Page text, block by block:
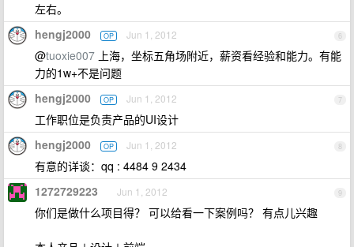
左右。
6
hengj2000 OP Jun 1, 2012
@tuoxie007 上海，坐标五角场附近，薪资看经验和能力。有能
力的1w+不是问题
7
hengj2000 OP Jun 1, 2012
工作职位是负责产品的UI设计
8
hengj2000 OP Jun 1, 2012
有意的详谈：qq : 4484 9 2434
9
1272729223 Jun 1, 2012
你们是做什么项目得？ 可以给看一下案例吗？ 有点儿兴趣